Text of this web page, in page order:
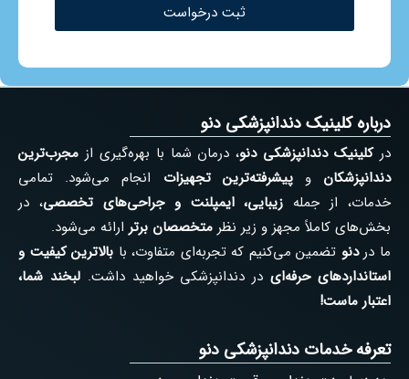
ثبت درخواست
تعرفه خدمات دندانپزشکی دنو
درباره کلینیک دندانپزشکی دنو
درکلینیک دندانپزشکی دنو، درمان شما با بهره‌گیری از مجرب‌ترین
دندانپزشکان وپیشرفته‌ترین تجهیزات انجام می‌شود. تمامی
خدمات، از جمله زیبایی، ایمپلنت و جراحی‌های تخصصی، در
بخش‌های کاملاً مجهز و زیر نظر متخصصان برتر ارائه می‌شود.
ما دردنو تضمین می‌کنیم که تجربه‌ای متفاوت، با بالاترین کیفیت و
استانداردهای حرفه‌ایدر دندانپزشکی خواهید داشت.لبخند شما،
اعتبار ماست!